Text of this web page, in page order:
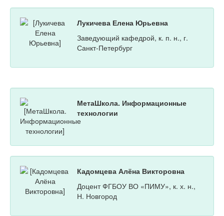
Лукичева Елена Юрьевна
Заведующий кафедрой, к. п. н., г.
Санкт-Петербург
МетаШкола. Информационные
технологии
Кадомцева Алёна Викторовна
Доцент ФГБОУ ВО «ПИМУ», к. х. н.,
Н. Новгород